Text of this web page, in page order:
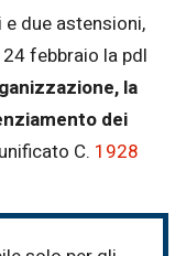
due astensioni,
febbraio la pdl
la
dei
C. 1928